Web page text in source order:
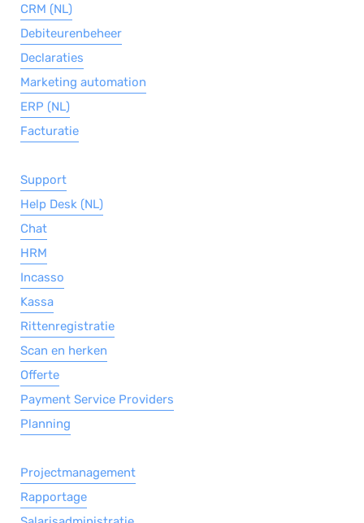
CRM (NL)
Debiteurenbeheer
Declaraties
Marketing automation
ERP (NL)
Facturatie
Support
Help Desk (NL)
Chat
HRM
Incasso
Kassa
Rittenregistratie
Scan en herken
Offerte
Payment Service Providers
Planning
Projectmanagement
Rapportage